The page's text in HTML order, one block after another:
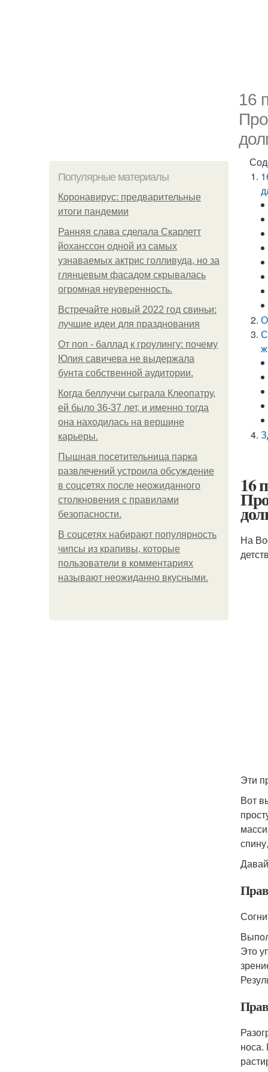
16
Популярные материалы
Коронавирус: предварительные
итоги пандемии
Ранняя слава сделала Скарлетт
йоханссон одной из самых
узнаваемых актрис голливуда, но за
глянцевым фасадом скрывалась
огромная неуверенность.
Встречайте новый 2022 год свиньи:
лучшие идеи для празднования
От поп - баллад к гроулингу: почему
Юлия савичева не выдержала
бунта собственной аудитории.
Когда беллуччи сыграла Клеопатру,
ей было 36-37 лет, и именно тогда
она находилась на вершине
карьеры.
Пышная посетительница парка
развлечений устроила обсуждение
в соцсетях после неожиданного
столкновения с правилами
безопасности.
В соцсетях набирают популярность
чипсы из крапивы, которые
пользователи в комментариях
называют неожиданно вкусными.
16
На
Эти
Вот
Это
носа.